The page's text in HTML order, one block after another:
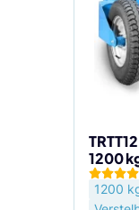
1200
1200